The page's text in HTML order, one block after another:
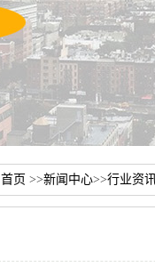
首页 >>新闻中心>>行业资